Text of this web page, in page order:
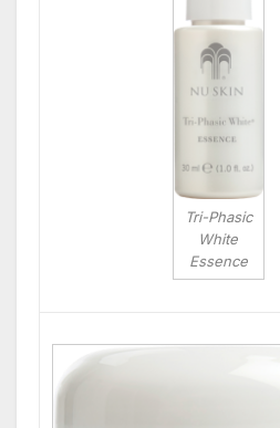
Tri-Phasic
White
Essence